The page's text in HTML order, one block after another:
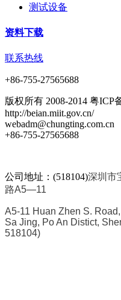
测试设备
资料下载
联系热线
+86-755-27565688
版权所有 2008-2014 粤ICP
http://beian.miit.gov.cn/
webadm@chungting.com.cn
+86-755-27565688
公司地址：(518104)深圳市
路A5—11
A5-11 Huan Zhen S.
Sa Jing, Po An Distict,
518104)